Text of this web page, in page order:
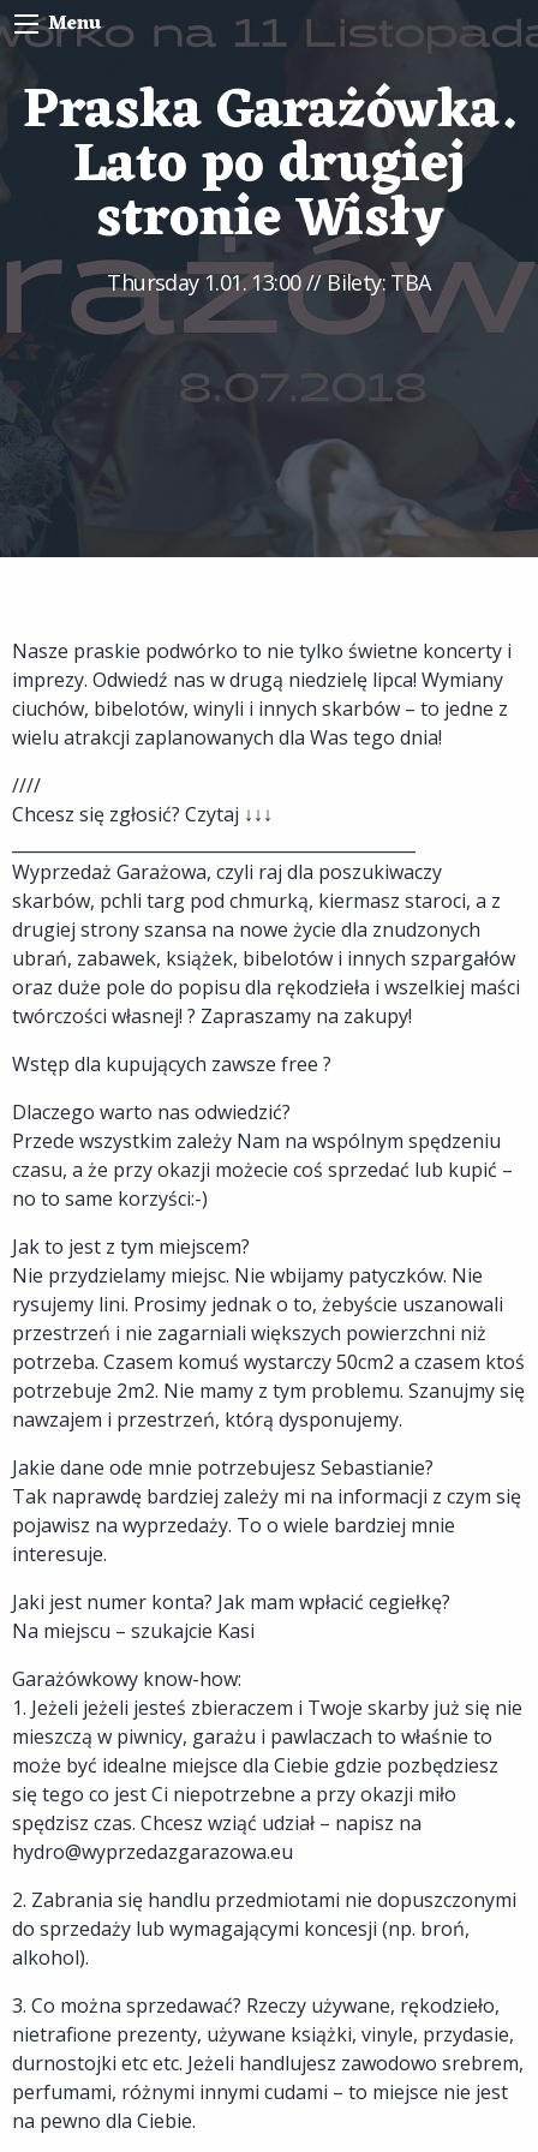
Menu
Praska Garażówka.
Lato po drugiej
stronie Wisły
Thursday1.01. 13:00// Bilety: TBA
Nasze praskie podwórko to nie tylko świetne koncerty i
imprezy. Odwiedź nas w drugą niedzielę lipca! Wymiany
ciuchów, bibelotów, winyli i innych skarbów – to jedne z
wielu atrakcji zaplanowanych dla Was tego dnia!
////
Chcesz się zgłosić? Czytaj ↓↓↓
Wyprzedaż Garażowa, czyli raj dla poszukiwaczy
skarbów, pchli targ pod chmurką, kiermasz staroci, a z
drugiej strony szansa na nowe życie dla znudzonych
ubrań, zabawek, książek, bibelotów i innych szpargałów
oraz duże pole do popisu dla rękodzieła i wszelkiej maści
twórczości własnej! ? Zapraszamy na zakupy!
Wstęp dla kupujących zawsze free ?
Dlaczego warto nas odwiedzić?
Przede wszystkim zależy Nam na wspólnym spędzeniu
czasu, a że przy okazji możecie coś sprzedać lub kupić –
no to same korzyści:-)
Jak to jest z tym miejscem?
Nie przydzielamy miejsc. Nie wbijamy patyczków. Nie
rysujemy lini. Prosimy jednak o to, żebyście uszanowali
przestrzeń i nie zagarniali większych powierzchni niż
potrzeba. Czasem komuś wystarczy 50cm2 a czasem ktoś
potrzebuje 2m2. Nie mamy z tym problemu. Szanujmy się
nawzajem i przestrzeń, którą dysponujemy.
Jakie dane ode mnie potrzebujesz Sebastianie?
Tak naprawdę bardziej zależy mi na informacji z czym się
pojawisz na wyprzedaży. To o wiele bardziej mnie
interesuje.
Jaki jest numer konta? Jak mam wpłacić cegiełkę?
Na miejscu – szukajcie Kasi
Garażówkowy know-how:
1. Jeżeli jeżeli jesteś zbieraczem i Twoje skarby już się nie
mieszczą w piwnicy, garażu i pawlaczach to właśnie to
może być idealne miejsce dla Ciebie gdzie pozbędziesz
się tego co jest Ci niepotrzebne a przy okazji miło
spędzisz czas. Chcesz wziąć udział – napisz na
hydro@wyprzedazgarazowa.eu
2. Zabrania się handlu przedmiotami nie dopuszczonymi
do sprzedaży lub wymagającymi koncesji (np. broń,
alkohol).
3. Co można sprzedawać? Rzeczy używane, rękodzieło,
nietrafione prezenty, używane książki, vinyle, przydasie,
durnostojki etc etc. Jeżeli handlujesz zawodowo srebrem,
perfumami, różnymi innymi cudami – to miejsce nie jest
na pewno dla Ciebie.